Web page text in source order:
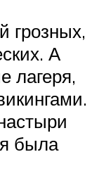
грозных,
А
лагеря,
была